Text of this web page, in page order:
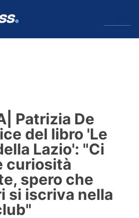
Patrizia De
del libro 'Le
Lazio': "Ci
curiosità
spero che
si iscriva nella